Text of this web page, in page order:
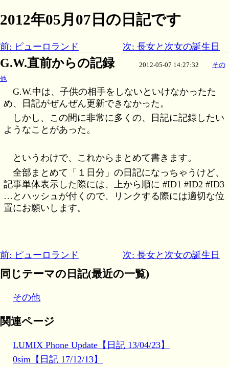
2012年05月07日の日記です
前: ピューロランド 次: 長女と次女の誕生日
G.W.直前からの記録 2012-05-07 14:27:32 その
他
G.W.中は、子供の相手をしないといけなかったた
め、日記がぜんぜん更新できなかった。
しかし、この間に非常に多くの、日記に記録したい
ようなことがあった。
というわけで、これからまとめて書きます。
全部まとめて「１日分」の日記になっちゃうけど、
記事単体表示した際には、上から順に #ID1 #ID2 #ID3
…とハッシュが付くので、リンクする際には適切な位
置にお願いします。
前: ピューロランド 次: 長女と次女の誕生日
同じテーマの日記(最近の一覧)
その他
関連ページ
LUMIX Phone Update【日記 13/04/23】
0sim【日記 17/12/13】